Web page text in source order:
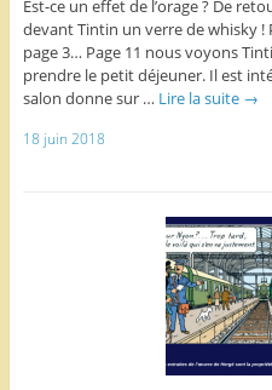
Est-ce un effet de l’orage ? De
devant Tintin un verre de whisky
page 3… Page 11 nous voyons
prendre le petit déjeuner. Il est
salon donne sur … Lire la suite →
18 juin 2018